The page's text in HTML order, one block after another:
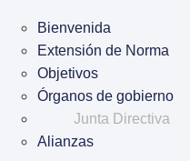
Bienvenida
Extensión de Norma
Objetivos
Órganos de gobierno
Junta Directiva
Alianzas